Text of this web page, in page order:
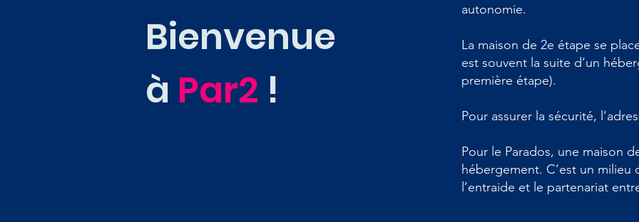
Bienvenue
à Par2 !
autonomie.
La maison de 2e étape se
est souvent la suite d’un
première étape).
Pour assurer la sécurité,
Pour le Parados, une maison
hébergement. C’est un milieu
l’entraide et le partenariat